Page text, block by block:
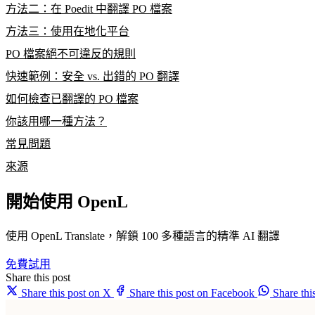
方法二：在 Poedit 中翻譯 PO 檔案
方法三：使用在地化平台
PO 檔案絕不可違反的規則
快速範例：安全 vs. 出錯的 PO 翻譯
如何檢查已翻譯的 PO 檔案
你該用哪一種方法？
常見問題
來源
開始使用 OpenL
使用 OpenL Translate，解鎖 100 多種語言的精準 AI 翻譯
免費試用
Share this post
Share this post on X
Share this post on Facebook Share